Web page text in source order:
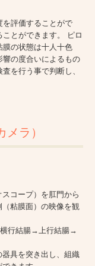
を評価することがで
とができます。 ピロ
膜の状態は十人十色
の度合いによるもの
を行う事で判断し、
ラ）
コープ）を肛門から
粘膜面）の映像を観
行結腸→上行結腸→
具を突き出し、組織